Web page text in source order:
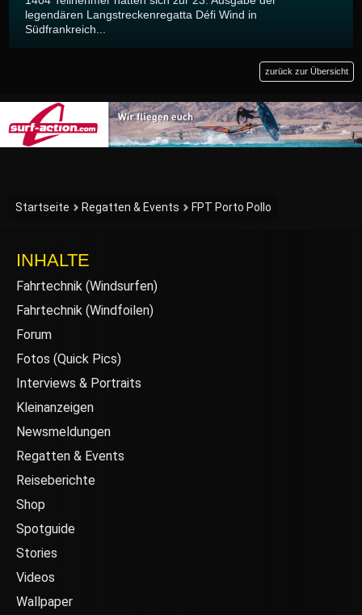
legendären Langstreckenregatta Défi Wind in
Südfrankreich...
zurück zur Übersicht
Startseite Regatten & Events FPT Porto Pollo
INHALTE
Fahrtechnik (Windsurfen)
Fahrtechnik (Windfoilen)
Forum
Fotos (Quick Pics)
Interviews & Portraits
Kleinanzeigen
Newsmeldungen
Regatten & Events
Reiseberichte
Shop
Spotguide
Stories
Videos
Wallpaper